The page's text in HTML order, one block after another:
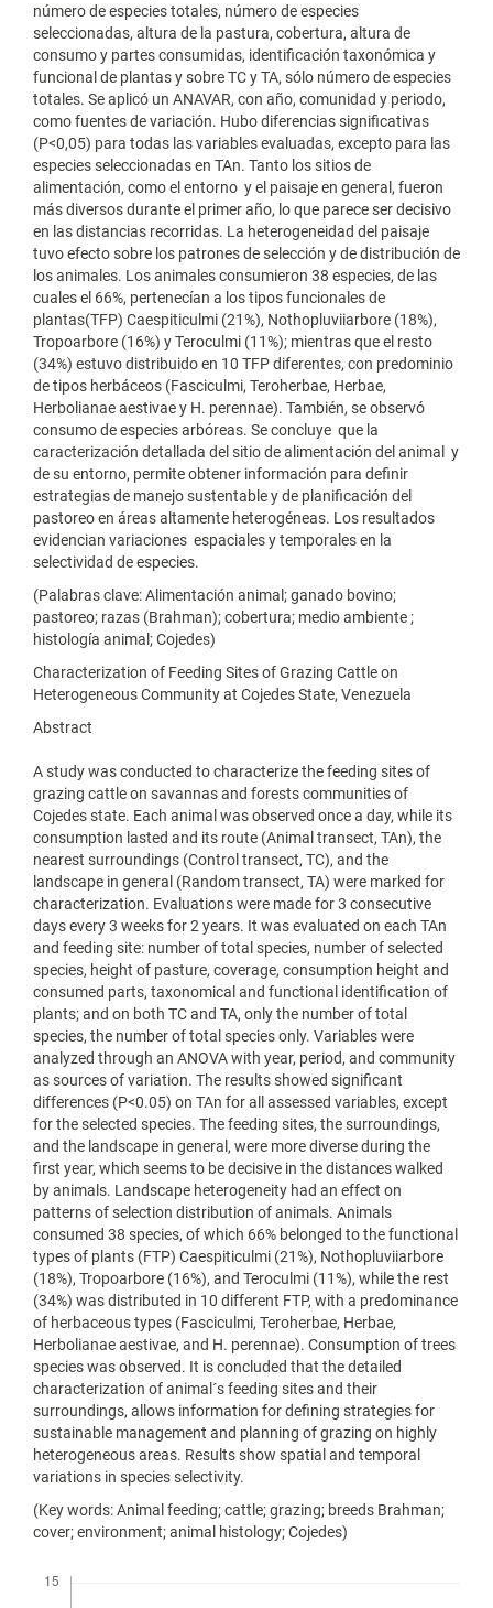
número de especies totales, número de especies
seleccionadas, altura de la pastura, cobertura, altura de
consumo y partes consumidas, identificación taxonómica y
funcional de plantas y sobre TC y TA, sólo número de especies
totales. Se aplicó un ANAVAR, con año, comunidad y periodo,
como fuentes de variación. Hubo diferencias significativas
(P<0,05) para todas las variables evaluadas, excepto para las
especies seleccionadas en TAn. Tanto los sitios de
alimentación, como el entorno y el paisaje en general, fueron
más diversos durante el primer año, lo que parece ser decisivo
en las distancias recorridas. La heterogeneidad del paisaje
tuvo efecto sobre los patrones de selección y de distribución de
los animales. Los animales consumieron 38 especies, de las
cuales el 66%, pertenecían a los tipos funcionales de
plantas(TFP) Caespiticulmi (21%), Nothopluviiarbore (18%),
Tropoarbore (16%) y Teroculmi (11%); mientras que el resto
(34%) estuvo distribuido en 10 TFP diferentes, con predominio
de tipos herbáceos (Fasciculmi, Teroherbae, Herbae,
Herbolianae aestivae y H. perennae). También, se observó
consumo de especies arbóreas. Se concluye que la
caracterización detallada del sitio de alimentación del animal y
de su entorno, permite obtener información para definir
estrategias de manejo sustentable y de planificación del
pastoreo en áreas altamente heterogéneas. Los resultados
evidencian variaciones espaciales y temporales en la
selectividad de especies.
(Palabras clave: Alimentación animal; ganado bovino;
pastoreo; razas (Brahman); cobertura; medio ambiente ;
histología animal; Cojedes)
Characterization of Feeding Sites of Grazing Cattle on
Heterogeneous Community at Cojedes State, Venezuela
Abstract
A study was conducted to characterize the feeding sites of
grazing cattle on savannas and forests communities of
Cojedes state. Each animal was observed once a day, while its
consumption lasted and its route (Animal transect, TAn), the
nearest surroundings (Control transect, TC), and the
landscape in general (Random transect, TA) were marked for
characterization. Evaluations were made for 3 consecutive
days every 3 weeks for 2 years. It was evaluated on each TAn
and feeding site: number of total species, number of selected
species, height of pasture, coverage, consumption height and
consumed parts, taxonomical and functional identification of
plants; and on both TC and TA, only the number of total
species, the number of total species only. Variables were
analyzed through an ANOVA with year, period, and community
as sources of variation. The results showed significant
differences (P<0.05) on TAn for all assessed variables, except
for the selected species. The feeding sites, the surroundings,
and the landscape in general, were more diverse during the
first year, which seems to be decisive in the distances walked
by animals. Landscape heterogeneity had an effect on
patterns of selection distribution of animals. Animals
consumed 38 species, of which 66% belonged to the functional
types of plants (FTP) Caespiticulmi (21%), Nothopluviiarbore
(18%), Tropoarbore (16%), and Teroculmi (11%), while the rest
(34%) was distributed in 10 different FTP, with a predominance
of herbaceous types (Fasciculmi, Teroherbae, Herbae,
Herbolianae aestivae, and H. perennae). Consumption of trees
species was observed. It is concluded that the detailed
characterization of animal´s feeding sites and their
surroundings, allows information for defining strategies for
sustainable management and planning of grazing on highly
heterogeneous areas. Results show spatial and temporal
variations in species selectivity.
(Key words: Animal feeding; cattle; grazing; breeds Brahman;
cover; environment; animal histology; Cojedes)